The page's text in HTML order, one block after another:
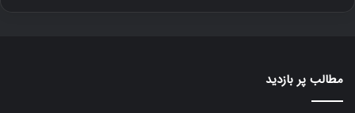
مطالب پر بازدید